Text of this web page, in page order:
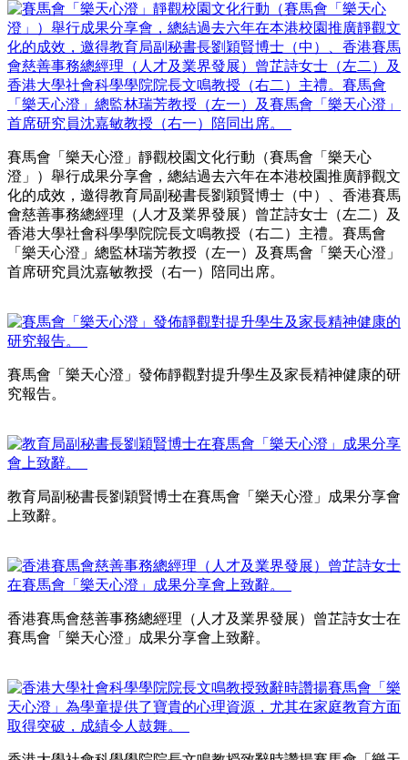
賽馬會「樂天心澄」靜觀校園文化行動（賽馬會「樂天心
澄」）舉行成果分享會，總結過去六年在本港校園推廣靜觀文
化的成效，邀得教育局副秘書長劉穎賢博士（中）、香港賽馬
會慈善事務總經理（人才及業界發展）曾芷詩女士（左二）及
香港大學社會科學學院院長文鳴教授（右二）主禮。賽馬會
「樂天心澄」總監林瑞芳教授（左一）及賽馬會「樂天心澄」
首席研究員沈嘉敏教授（右一）陪同出席。
賽馬會「樂天心澄」發佈靜觀對提升學生及家長精神健康的研
究報告。
教育局副秘書長劉穎賢博士在賽馬會「樂天心澄」成果分享會
上致辭。
香港賽馬會慈善事務總經理（人才及業界發展）曾芷詩女士在
賽馬會「樂天心澄」成果分享會上致辭。